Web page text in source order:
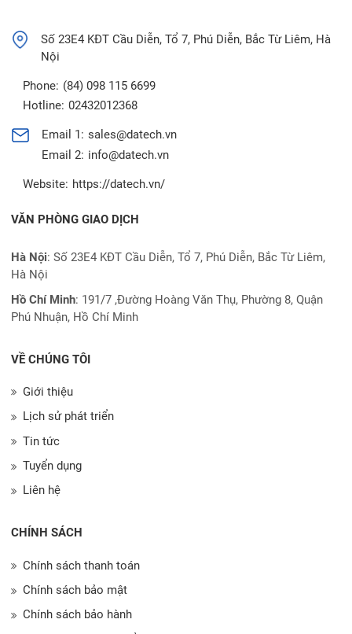
Số 23E4 KĐT Cầu Diễn, Tổ 7, Phú Diễn, Bắc Từ Liêm, Hà
Nội
Phone: (84) 098 115 6699
Hotline: 02432012368
Email 1: sales@datech.vn
Email 2: info@datech.vn
Website: https://datech.vn/
VĂN PHÒNG GIAO DỊCH
Hà Nội: Số 23E4 KĐT Cầu Diễn, Tổ 7, Phú Diễn, Bắc Từ Liêm,
Hà Nội
Hồ Chí Minh: 191/7 ,Đường Hoàng Văn Thụ, Phường 8, Quận
Phú Nhuận, Hồ Chí Minh
VỀ CHÚNG TÔI
Giới thiệu
Lịch sử phát triển
Tin tức
Tuyển dụng
Liên hệ
CHÍNH SÁCH
Chính sách thanh toán
Chính sách bảo mật
Chính sách bảo hành